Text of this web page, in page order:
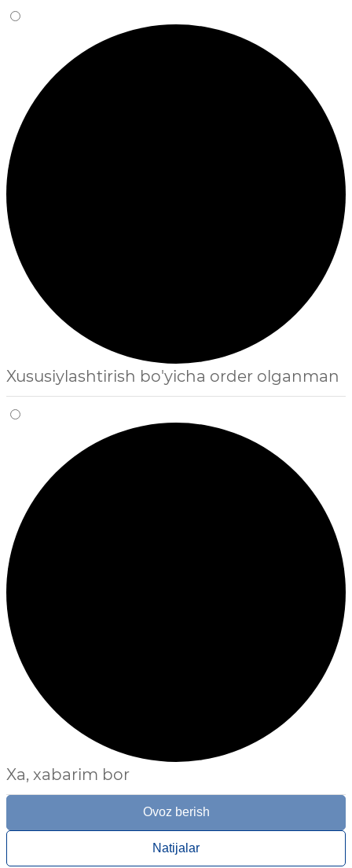
Xususiylashtirish bo'yicha order olganman
Xa, xabarim bor
Ovoz berish
Natijalar